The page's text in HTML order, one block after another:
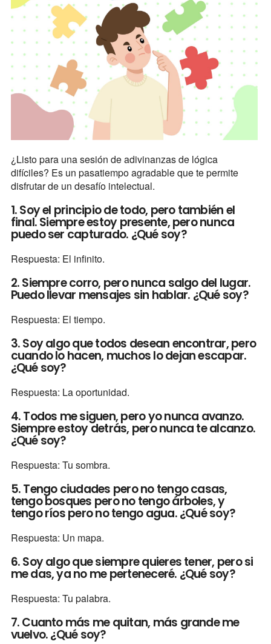
¿Listo para una sesión de adivinanzas de lógica
difíciles? Es un pasatiempo agradable que te permite
disfrutar de un desafío intelectual.
1. Soy el principio de todo, pero también el
final. Siempre estoy presente, pero nunca
puedo ser capturado. ¿Qué soy?
Respuesta: El infinito.
2. Siempre corro, pero nunca salgo del lugar.
Puedo llevar mensajes sin hablar. ¿Qué soy?
Respuesta: El tiempo.
3. Soy algo que todos desean encontrar, pero
cuando lo hacen, muchos lo dejan escapar.
¿Qué soy?
Respuesta: La oportunidad.
4. Todos me siguen, pero yo nunca avanzo.
Siempre estoy detrás, pero nunca te alcanzo.
¿Qué soy?
Respuesta: Tu sombra.
5. Tengo ciudades pero no tengo casas,
tengo bosques pero no tengo árboles, y
tengo ríos pero no tengo agua. ¿Qué soy?
Respuesta: Un mapa.
6. Soy algo que siempre quieres tener, pero si
me das, ya no me perteneceré. ¿Qué soy?
Respuesta: Tu palabra.
7. Cuanto más me quitan, más grande me
vuelvo. ¿Qué soy?